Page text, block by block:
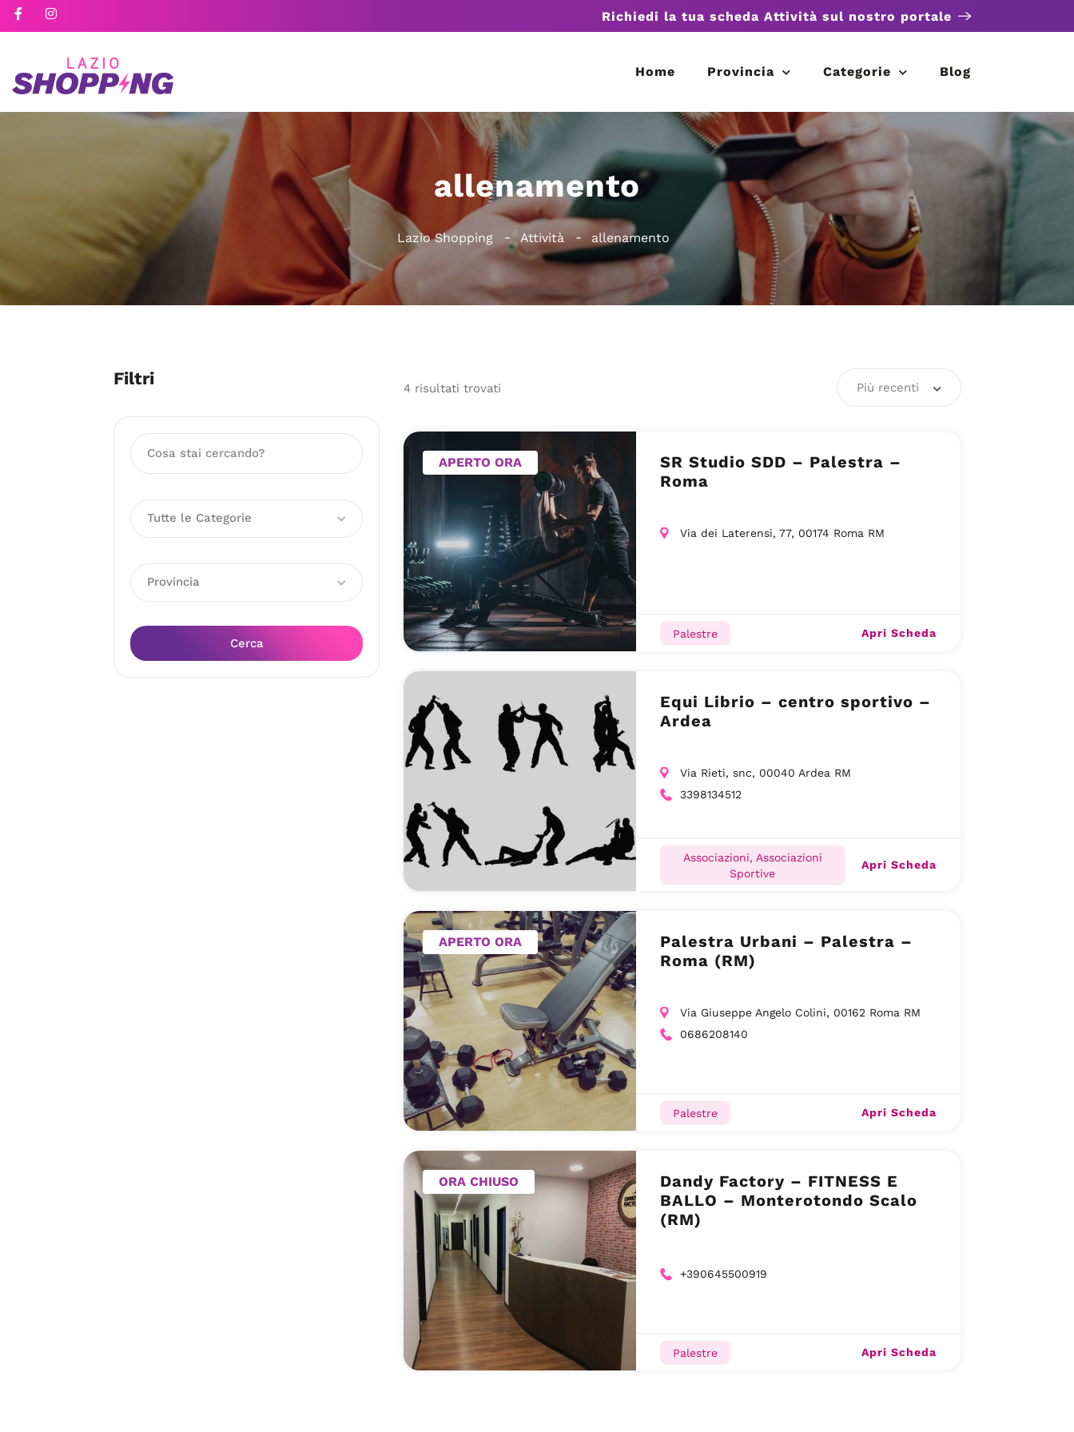
Richiedi la tua scheda Attività sul nostro portale
Home Provincia Categorie Blog
allenamento
Lazio Shopping Attività allenamento
Filtri
Tutte le Categorie
Provincia
Cerca
4 risultati trovati Più recenti
APERTO ORA
SR Studio SDD – Palestra –
Roma
Via dei Laterensi, 77, 00174 Roma RM
Palestre Apri Scheda
Equi Librio – centro sportivo –
Ardea
Via Rieti, snc, 00040 Ardea RM
3398134512
Associazioni, Associazioni
Sportive
Apri Scheda
APERTO ORA
Palestra Urbani – Palestra –
Roma (RM)
Via Giuseppe Angelo Colini, 00162 Roma RM
0686208140
Palestre Apri Scheda
ORA CHIUSO
Dandy Factory – FITNESS E
BALLO – Monterotondo Scalo
(RM)
+390645500919
Palestre Apri Scheda